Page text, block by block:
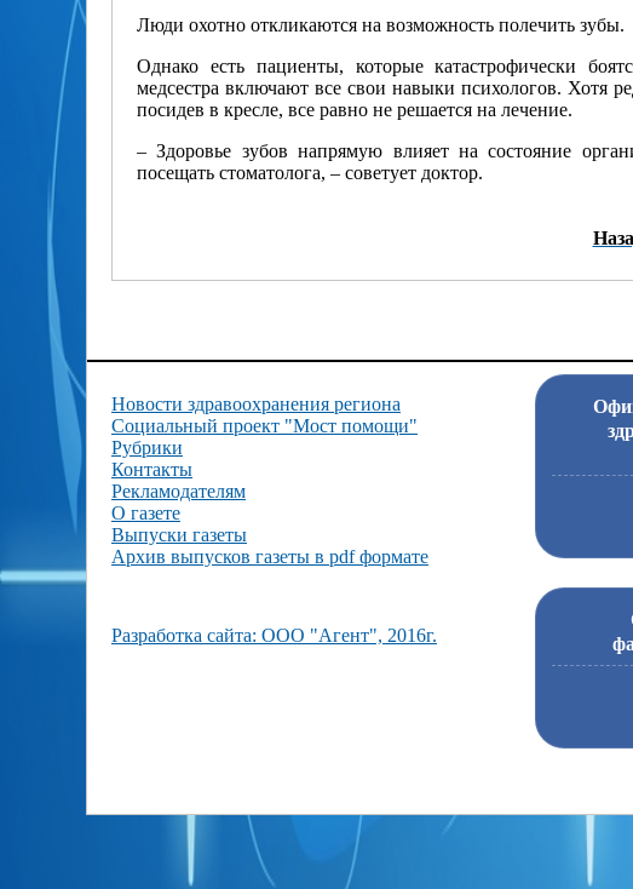
Люди охотно откликаются на возможность полечить зубы.
Однако есть пациенты, которые катастрофически
медсестра включают все свои навыки психологов. Хотя
посидев в кресле, все равно не решается на лечение.
– Здоровье зубов напрямую влияет на состояние
посещать стоматолога, – советует доктор.
Новости здравоохранения региона
Социальный проект "Мост помощи"
Рубрики
Контакты
Рекламодателям
О газете
Выпуски газеты
Архив выпусков газеты в pdf формате
Разработка сайта: ООО "Агент", 2016г.